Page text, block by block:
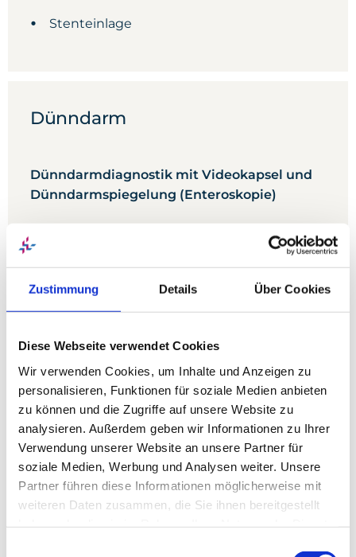
Zustimmung Details Über Cookies
Diese Webseite verwendet Cookies
Wir verwenden Cookies, um Inhalte und Anzeigen zu
personalisieren, Funktionen für soziale Medien anbieten
zu können und die Zugriffe auf unsere Website zu
analysieren. Außerdem geben wir Informationen zu Ihrer
Verwendung unserer Website an unsere Partner für
soziale Medien, Werbung und Analysen weiter. Unsere
Partner führen diese Informationen möglicherweise mit
weiteren Daten zusammen, die Sie ihnen bereitgestellt
Stenteinlage
Dünndarm
Dünndarmdiagnostik mit Videokapsel und
Dünndarmspiegelung (Enteroskopie)
Ist bei einer unklaren Blutung aus dem
Magen-Darm-Trakt der Befund der Magen-
eröffnet die Untersuchung mit einer
Videokapsel neue Möglichkeiten. Die
Anschließend ist eine Behandlung mit
dem Dünndarmendoskop (Enteroskop)
möglich. Diese bewährte Verfahren
kommen auch bei Verdacht auf eine
chronisch entzündliche Darmerkrankung
zum Einsatz.